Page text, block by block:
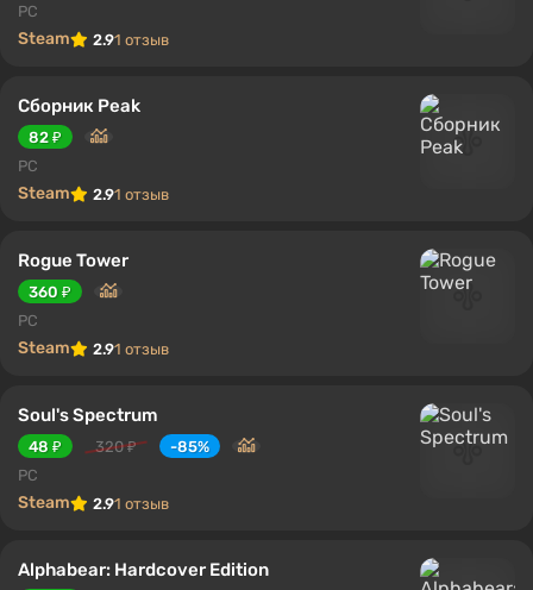
PC
Steam 2.91 отзыв
Сборник Peak
82 ₽
PC
Steam 2.91 отзыв
Rogue Tower
360 ₽
PC
Steam 2.91 отзыв
Soul's Spectrum
48 ₽ 320 ₽
-85%
PC
Steam 2.91 отзыв
Alphabear: Hardcover Edition